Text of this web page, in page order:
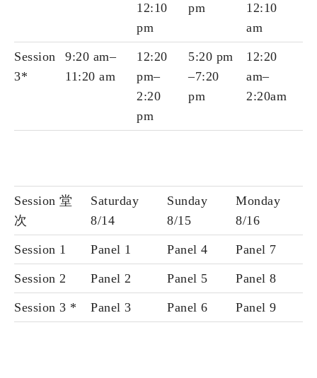
12:10
pm
pm
12:10
am
Session
3*
9:20 am–
11:20 am
12:20
pm–
2:20
pm
5:20 pm
–7:20
pm
12:20
am–
2:20am
Session 堂
次
Saturday
8/14
Sunday
8/15
Monday
8/16
Session 1 Panel 1 Panel 4 Panel 7
Session 2 Panel 2 Panel 5 Panel 8
Session 3 * Panel 3 Panel 6 Panel 9